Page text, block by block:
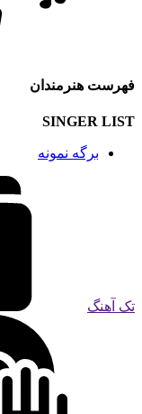
فهرست هنرمندان
SINGER LIST
برگه نمونه
تک آهنگ